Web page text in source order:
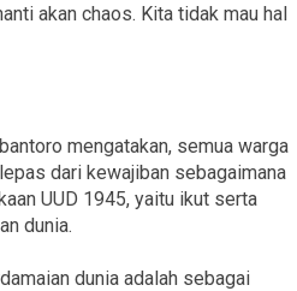
akan chaos. Kita tidak mau hal
mengatakan, semua warga
dari kewajiban sebagaimana
UUD 1945, yaitu ikut serta
dunia.
dunia adalah sebagai